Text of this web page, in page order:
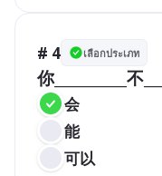
# 4 เลือกประเภท
你__________不
会
能
可以